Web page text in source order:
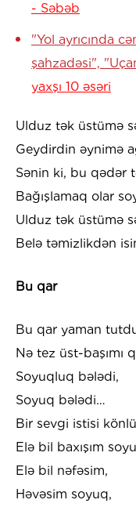
- Səbəb
"Yol ayrıcında
şahzadəsi",
yaxşı 10 əsəri
Ulduz tək üstümə
Geydirdin əynimə
Sənin ki, bu qədər
Bağışlamaq olar
Ulduz tək üstümə
Belə təmizlikdən
Bu qar
Bu qar yaman
Nə tez üst-başımı
Soyuqluq bələdi,
Soyuq bələdi…
Bir sevgi istisi
Elə bil baxışım
Elə bil nəfəsim,
Həvəsim soyuq,